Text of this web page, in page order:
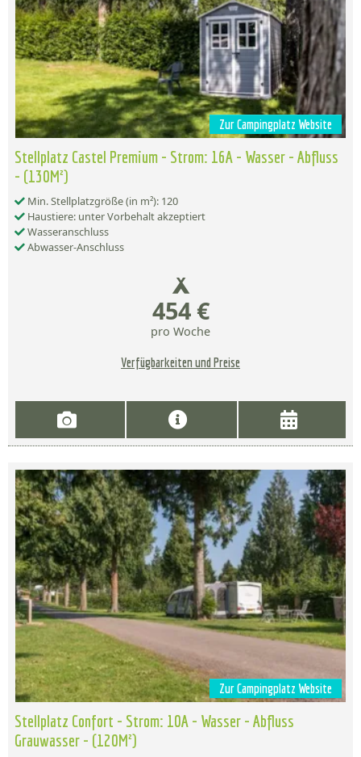
Zur Campingplatz Website
Stellplatz Castel Premium - Strom: 16A - Wasser - Abfluss
- (130M²)
Min. Stellplatzgröße (in m²): 120
Haustiere: unter Vorbehalt akzeptiert
Wasseranschluss
Abwasser-Anschluss
454 €
pro Woche
Verfügbarkeiten und Preise
Zur Campingplatz Website
Stellplatz Confort - Strom: 10A - Wasser - Abfluss
Grauwasser - (120M²)